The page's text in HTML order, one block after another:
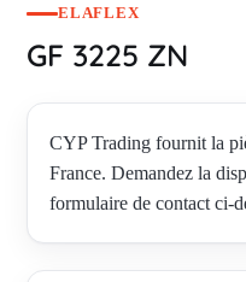
ELAFLEX
GF 3225 ZN
CYP Trading fournit la
France. Demandez la
formulaire de contact ci-